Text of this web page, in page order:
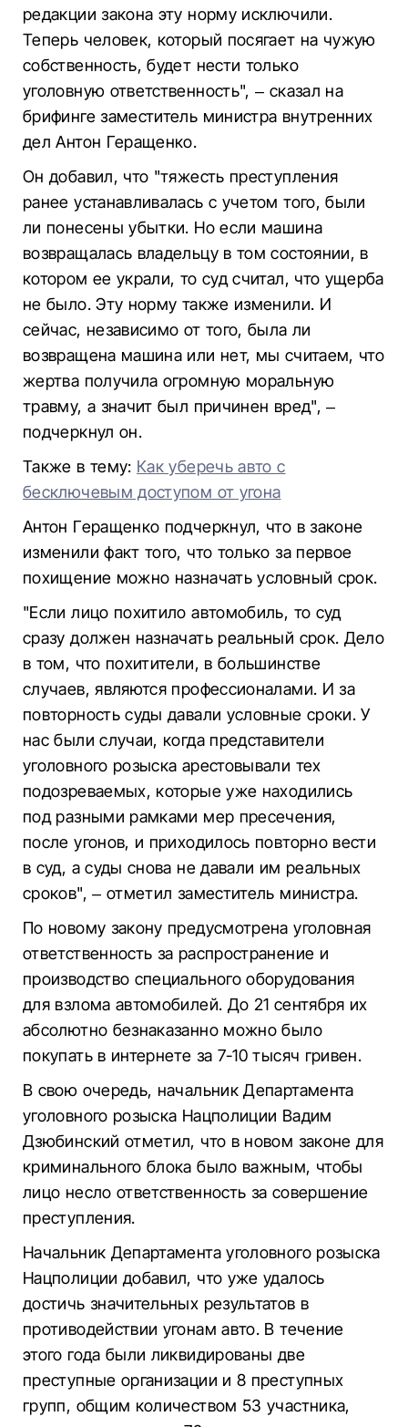
редакции закона эту норму исключили.
Теперь человек, который посягает на чужую
собственность, будет нести только
уголовную ответственность", – сказал на
брифинге заместитель министра внутренних
дел Антон Геращенко.
Он добавил, что "тяжесть преступления
ранее устанавливалась с учетом того, были
ли понесены убытки. Но если машина
возвращалась владельцу в том состоянии, в
котором ее украли, то суд считал, что ущерба
не было. Эту норму также изменили. И
сейчас, независимо от того, была ли
возвращена машина или нет, мы считаем, что
жертва получила огромную моральную
травму, а значит был причинен вред", –
подчеркнул он.
Также в тему: Как уберечь авто с
бесключевым доступом от угона
Антон Геращенко подчеркнул, что в законе
изменили факт того, что только за первое
похищение можно назначать условный срок.
"Если лицо похитило автомобиль, то суд
сразу должен назначать реальный срок. Дело
в том, что похитители, в большинстве
случаев, являются профессионалами. И за
повторность суды давали условные сроки. У
нас были случаи, когда представители
уголовного розыска арестовывали тех
подозреваемых, которые уже находились
под разными рамками мер пресечения,
после угонов, и приходилось повторно вести
в суд, а суды снова не давали им реальных
сроков", – отметил заместитель министра.
По новому закону предусмотрена уголовная
ответственность за распространение и
производство специального оборудования
для взлома автомобилей. До 21 сентября их
абсолютно безнаказанно можно было
покупать в интернете за 7-10 тысяч гривен.
В свою очередь, начальник Департамента
уголовного розыска Нацполиции Вадим
Дзюбинский отметил, что в новом законе для
криминального блока было важным, чтобы
лицо несло ответственность за совершение
преступления.
Начальник Департамента уголовного розыска
Нацполиции добавил, что уже удалось
достичь значительных результатов в
противодействии угонам авто. В течение
этого года были ликвидированы две
преступные организации и 8 преступных
групп, общим количеством 53 участника,